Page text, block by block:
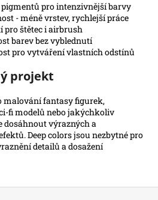
pro intenzivnější barvy
- méně vrstev, rychlejší práce
pro štětec i airbrush
barev bez vyblednutí
pro vytváření vlastních odstínů
projekt
malování fantasy figurek,
fi modelů nebo jakýchkoliv
dosáhnout výrazných a
Deep colors jsou nezbytné pro
detailů a dosažení